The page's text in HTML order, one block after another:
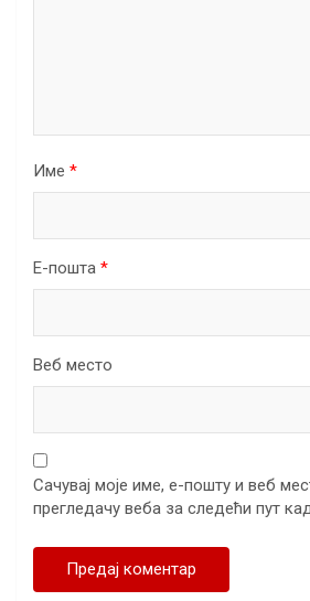
Име *
Е-пошта *
Веб место
Сачувај моје име, е-пошту и веб
прегледачу веба за следећи пут